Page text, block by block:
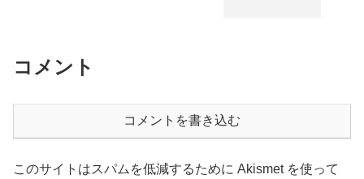
コメント
コメントを書き込む
このサイトはスパムを低減するために Akismet を使って